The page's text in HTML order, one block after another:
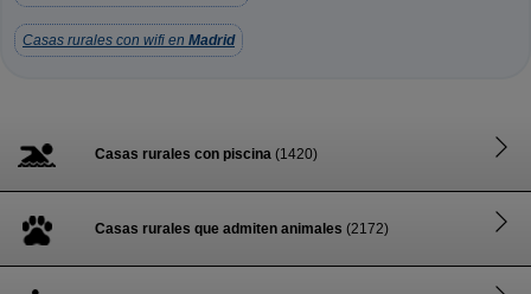
Casas rurales con wifi en Madrid
Casas rurales con piscina (1420)
Casas rurales que admiten animales (2172)